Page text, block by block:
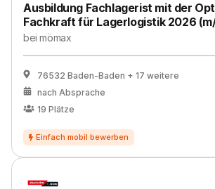
Ausbildung Fachlagerist mit der
Fachkraft für Lagerlogistik 2026
beimömax
76532 Baden-Baden + 17 weitere
nach Absprache
19 Plätze